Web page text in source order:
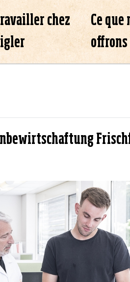
chez
Ce que
offrons